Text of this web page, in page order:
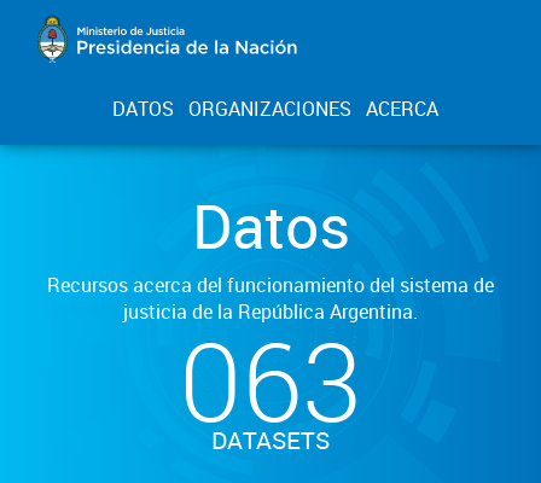
DATOS ORGANIZACIONES ACERCA
Datos
Recursos acerca del funcionamiento del sistema de
justicia de la República Argentina.
063
DATASETS